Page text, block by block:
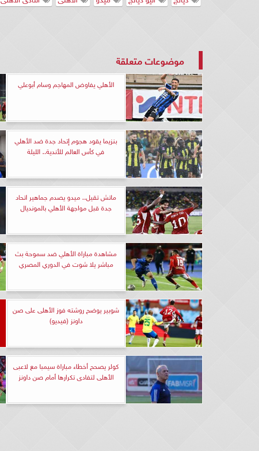
موضوعات متعلقة
الأهلي يفاوض المهاجم وسام أبوعلي
بنزيما يقود هجوم إتحاد جدة ضد الأهلي
في كأس العالم للأندية.. الليلة
ماتش تقيل.. ميدو يصدم جماهير اتحاد
جدة قبل مواجهة الأهلي بالمونديال
مشاهدة مباراة الأهلي ضد سموحة بث
مباشر يلا شوت في الدوري المصري
شوبير يوضح روشته فوز الأهلى على صن
داونز (فيديو)
كولر يصحح أخطاء مباراة سيمبا مع لاعبى
الأهلى لتفادى تكرارها أمام صن داونز